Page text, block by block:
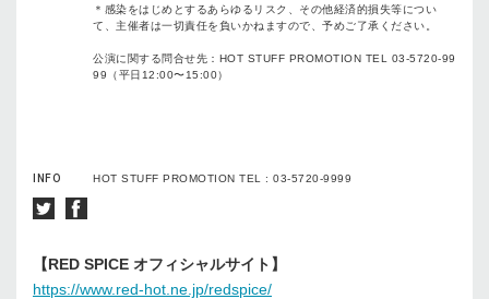
＊感染をはじめとするあらゆるリスク、その他経済的損失等につい
て、主催者は一切責任を負いかねますので、予めご了承ください。
公演に関する問合せ先：HOT STUFF PROMOTION TEL 03-5720-99
99（平日12:00〜15:00）
INFO HOT STUFF PROMOTION TEL : 03-5720-9999
【RED SPICE オフィシャルサイト】
https://www.red-hot.ne.jp/redspice/